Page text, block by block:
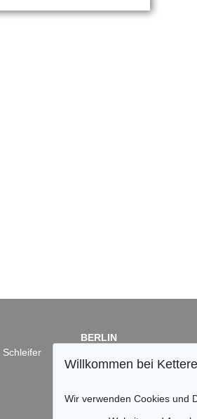
Schleifer
BERLIN
Fasanenstr. 70
Tel.: +49 (0)30 88 67 53-
Willkommen bei
Wir verwenden Cookies und